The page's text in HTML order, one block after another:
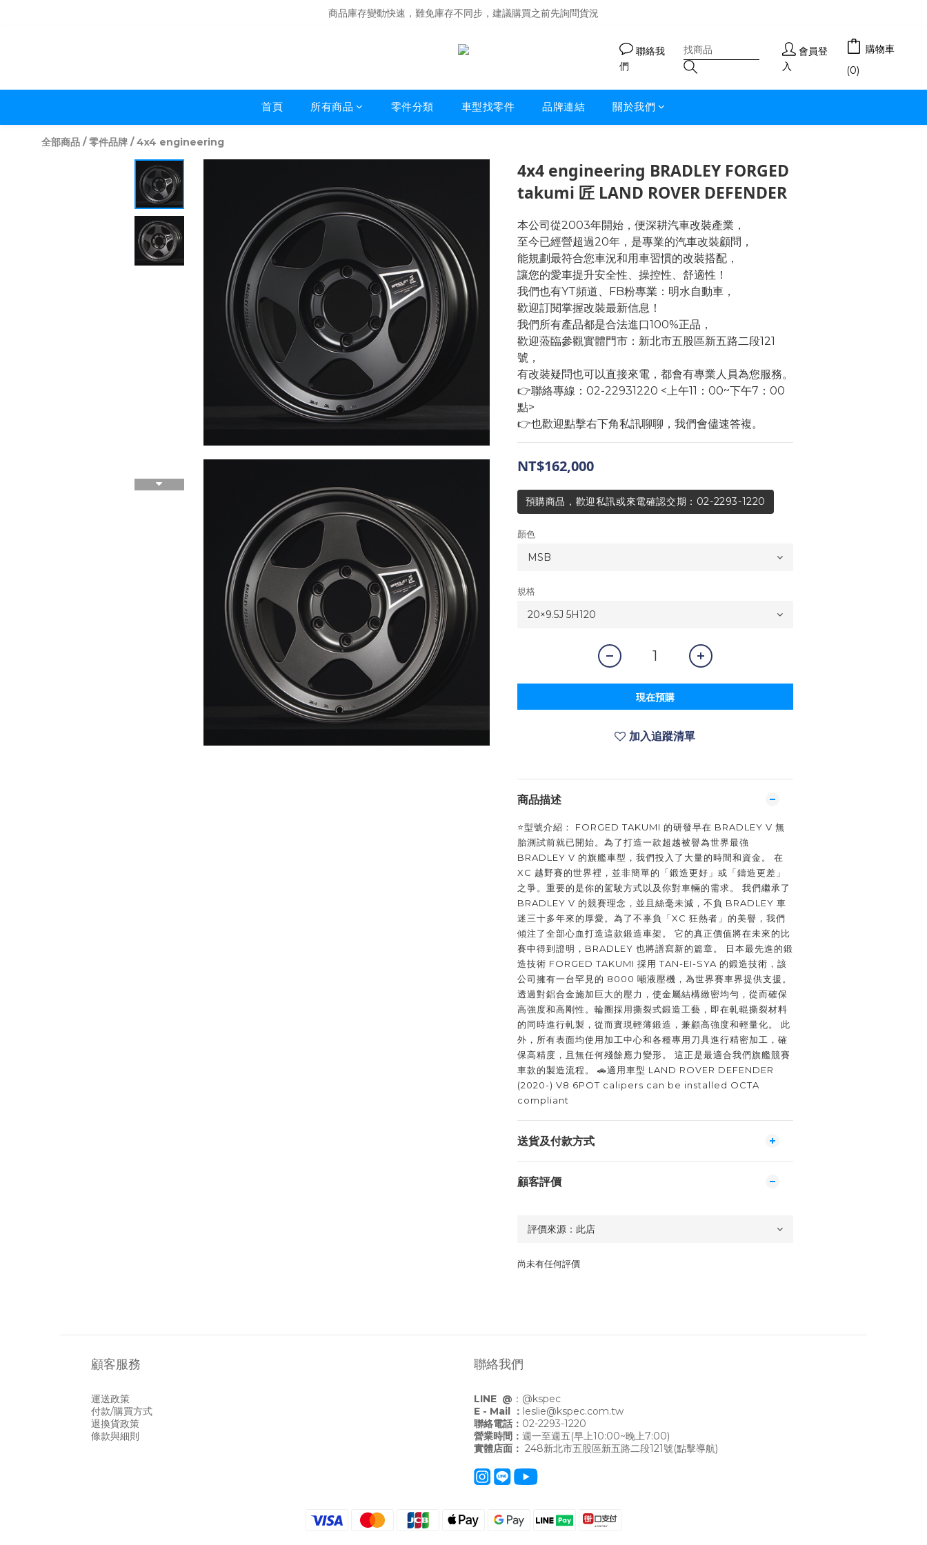
商品庫存變動快速，難免庫存不同步，建議購買之前先詢問貨況
商品庫存變動快速，難免庫存不同步，建議購買之前先詢問貨況
聯絡我
們
會員登
入
購物車
(0)
首頁 所有商品 零件分類 車型找零件 品牌連結 關於我們
全部商品 /零件品牌 /4x4 engineering
4x4 engineering BRADLEY FORGED
takumi 匠 LAND ROVER DEFENDER
本公司從2003年開始，便深耕汽車改裝產業，
至今已經營超過20年，是專業的汽車改裝顧問，
能規劃最符合您車況和用車習慣的改裝搭配，
讓您的愛車提升安全性、操控性、舒適性！
我們也有YT頻道、FB粉專業：明水自動車，
歡迎訂閱掌握改裝最新信息！
我們所有產品都是合法進口100%正品，
歡迎蒞臨參觀實體門市：新北市五股區新五路二段121
號，
有改裝疑問也可以直接來電，都會有專業人員為您服務。
👉聯絡專線：02-22931220 <上午11：00~下午7：00
點>
👉也歡迎點擊右下角私訊聊聊，我們會儘速答複。
NT$162,000
預購商品，歡迎私訊或來電確認交期：02-2293-1220
顏色
規格
現在預購
加入追蹤清單
商品描述
⭐️型號介紹： FORGED TAKUMI 的研發早在 BRADLEY V 無
胎測試前就已開始。為了打造一款超越被譽為世界最強
BRADLEY V 的旗艦車型，我們投入了大量的時間和資金。 在
XC 越野賽的世界裡，並非簡單的「鍛造更好」或「鑄造更差」
之爭。重要的是你的駕駛方式以及你對車輛的需求。 我們繼承了
BRADLEY V 的競賽理念，並且絲毫未減，不負 BRADLEY 車
迷三十多年來的厚愛。為了不辜負「XC 狂熱者」的美譽，我們
傾注了全部心血打造這款鍛造車架。 它的真正價值將在未來的比
賽中得到證明，BRADLEY 也將譜寫新的篇章。 日本最先進的鍛
造技術 FORGED TAKUMI 採用 TAN-EI-SYA 的鍛造技術，該
公司擁有一台罕見的 8000 噸液壓機，為世界賽車界提供支援。
透過對鋁合金施加巨大的壓力，使金屬結構緻密均勻，從而確保
高強度和高剛性。輪圈採用撕裂式鍛造工藝，即在軋輥撕裂材料
的同時進行軋製，從而實現輕薄鍛造，兼顧高強度和輕量化。 此
外，所有表面均使用加工中心和各種專用刀具進行精密加工，確
保高精度，且無任何殘餘應力變形。 這正是最適合我們旗艦競賽
車款的製造流程。 🚗適用車型 LAND ROVER DEFENDER
(2020-) V8 6POT calipers can be installed OCTA
compliant
送貨及付款方式
顧客評價
尚未有任何評價
顧客服務
運送政策
付款/購買方式
退換貨政策
條款與細則
聯絡我們
LINE @ ： @kspec
E - Mail ： leslie@kspec.com.tw
聯絡電話： 02-2293-1220
營業時間： 週一至週五(早上10:00~晚上7:00)
實體店面： 248新北市五股區新五路二段121號(點擊導航)